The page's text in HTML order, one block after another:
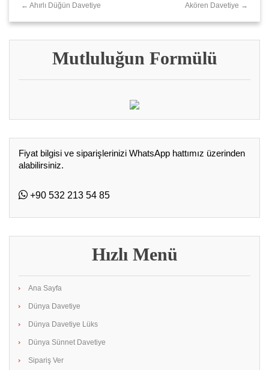
← Ahırlı Düğün Davetiye Akören Davetiye →
Mutluluğun Formülü
Fiyat bilgisi ve siparişlerinizi WhatsApp hattımız üzerinden
alabilirsiniz.
+90 532 213 54 85
Hızlı Menü
Ana Sayfa
Dünya Davetiye
Dünya Davetiye Lüks
Dünya Sünnet Davetiye
Sipariş Ver